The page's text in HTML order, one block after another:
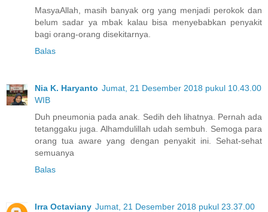
MasyaAllah, masih banyak org yang menjadi perokok dan
belum sadar ya mbak kalau bisa menyebabkan penyakit
bagi orang-orang disekitarnya.
Balas
Nia K. Haryanto Jumat, 21 Desember 2018 pukul 10.43.00
WIB
Duh pneumonia pada anak. Sedih deh lihatnya. Pernah ada
tetanggaku juga. Alhamdulillah udah sembuh. Semoga para
orang tua aware yang dengan penyakit ini. Sehat-sehat
semuanya
Balas
Irra Octaviany Jumat, 21 Desember 2018 pukul 23.37.00